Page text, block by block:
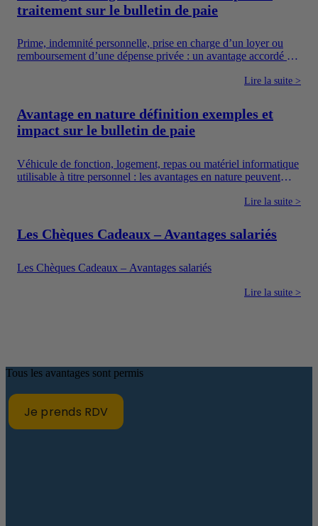
traitement sur le bulletin de paie
Prime, indemnité personnelle, prise en charge d’un loyer ou
remboursement d’une dépense privée : un avantage accordé en
autant, toutes les sommes versées par une entreprise ne suivent
rémunération, les avantages en argent, les frais professionnels
et les dispositifs sociaux dont l’utilisation est encadrée.
Lire la suite >
Avantage en nature définition exemples et
impact sur le bulletin de paie
Véhicule de fonction, logement, repas ou matériel informatique
utilisable à titre personnel : les avantages en nature peuvent
également un moyen pour l’entreprise de proposer une
en argent.
Lire la suite >
Les Chèques Cadeaux – Avantages salariés
Les Chèques Cadeaux – Avantages salariés
Lire la suite >
Tous les avantages sont permis
Je prends RDV